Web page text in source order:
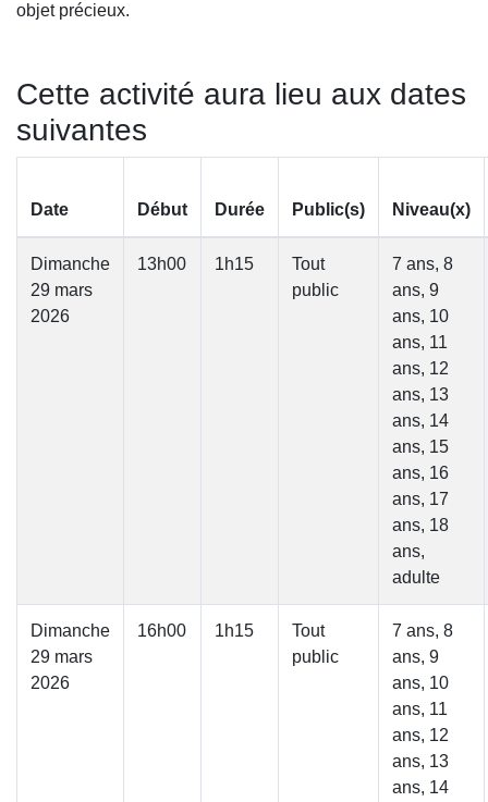
objet précieux.
Cette activité aura lieu aux dates
suivantes
Date Début Durée Public(s) Niveau(x)
Dimanche
29 mars
2026
13h00 1h15
Tout
public
7 ans, 8
ans, 9
ans, 10
ans, 11
ans, 12
ans, 13
ans, 14
ans, 15
ans, 16
ans, 17
ans, 18
ans,
adulte
Dimanche
29 mars
2026
16h00 1h15
Tout
public
7 ans, 8
ans, 9
ans, 10
ans, 11
ans, 12
ans, 13
ans, 14